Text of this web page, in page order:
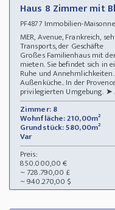
Haus 8 Zimmer mit
PF4877 Immobilien-
MER, Avenue, Frankreich,
Transports, der Geschäfte
Großes Familienhaus mit
mieten. Sie befindet sich in
Ruhe und
Außenküche.. In der
privilegierten Umgebung. ➤
Zimmer: 8
Wohnfläche: 210,00m²
Grundstück: 580,00m²
Var
Preis:
850.000,00 €
~ 728.790,00 £
~ 940.270,00 $